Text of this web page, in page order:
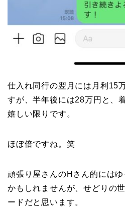
仕入れ同行の翌月には月利15
すが、半年後には28万円と、
嬉しい限りです。
ほぼ倍ですね。笑
頑張り屋さんのHさん的には
かもしれませんが、せどりの
ードだと思います。